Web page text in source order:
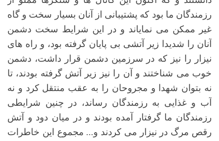
رزمندگان ما بود که پشتیبانی از آنان بسیار سخت و گاه
غیر ممکن می نمایاند و در این شرایط سخت دشمن
آنان را شدیدا زیر آتشی بی پایان گرفته بود، و راه های
نیزار را نیز که در سرزمین دشمن قرار داشت، دشمن
خوب می شناختند و آن را نیز زیر آتش گرفته بودند، تا
نه بتوان شهدا و مجروحان را به عقب منتقل کرد و نه
آب و غذایی به رزمندگان رساند، در چنین شرایطی
رزمندگان ما گرفتار آمده بودند و در میان دود و آتش
رقص مرگ در نیزار می کردند و... مجموع این خاطرات